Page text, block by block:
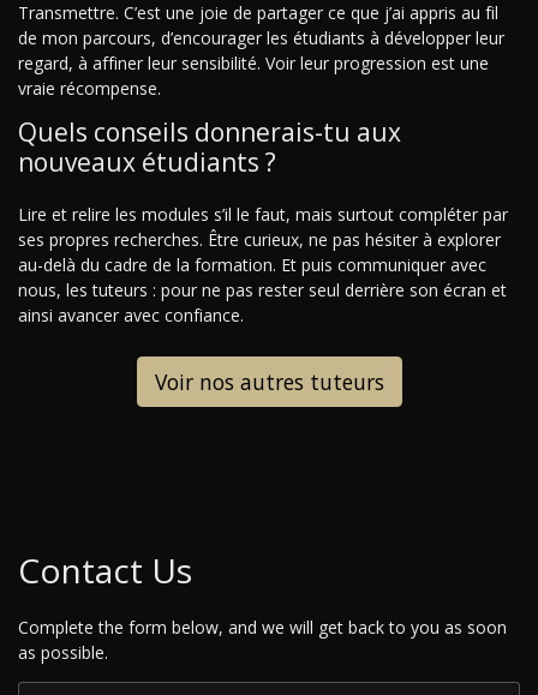
Transmettre. C’est une joie de partager ce que j’ai appris au fil
de mon parcours, d’encourager les étudiants à développer leur
regard, à affiner leur sensibilité. Voir leur progression est une
vraie récompense.
Quels conseils donnerais-tu aux
nouveaux étudiants ?
Lire et relire les modules s’il le faut, mais surtout compléter par
ses propres recherches. Être curieux, ne pas hésiter à explorer
au-delà du cadre de la formation. Et puis communiquer avec
nous, les tuteurs : pour ne pas rester seul derrière son écran et
ainsi avancer avec confiance.
Voir nos autres tuteurs
Contact Us
Complete the form below, and we will get back to you as soon
as possible.